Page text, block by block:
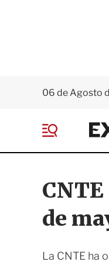
06 de Agosto
e
de
La CNTE ha